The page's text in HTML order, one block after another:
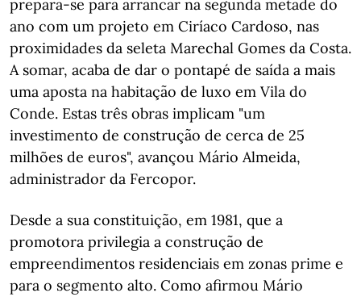
prepara-se para arrancar na segunda metade do
ano com um projeto em Ciríaco Cardoso, nas
proximidades da seleta Marechal Gomes da Costa.
A somar, acaba de dar o pontapé de saída a mais
uma aposta na habitação de luxo em Vila do
Conde. Estas três obras implicam "um
investimento de construção de cerca de 25
milhões de euros", avançou Mário Almeida,
administrador da Fercopor.
Desde a sua constituição, em 1981, que a
promotora privilegia a construção de
empreendimentos residenciais em zonas prime e
para o segmento alto. Como afirmou Mário